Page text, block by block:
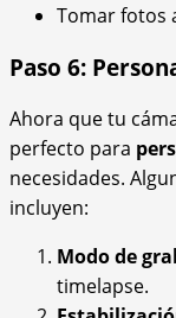
Tomar fotos
Paso 6:
Ahora que tu
perfecto para
necesidades.
incluyen:
Modo de
timelapse.